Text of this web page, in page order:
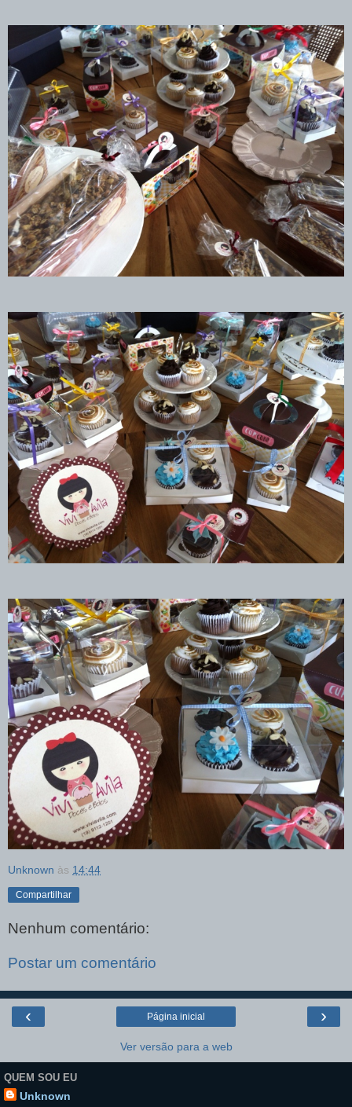
Unknown às 14:44
Compartilhar
Nenhum comentário:
Postar um comentário
‹ ›
Página inicial
Ver versão para a web
QUEM SOU EU
Unknown